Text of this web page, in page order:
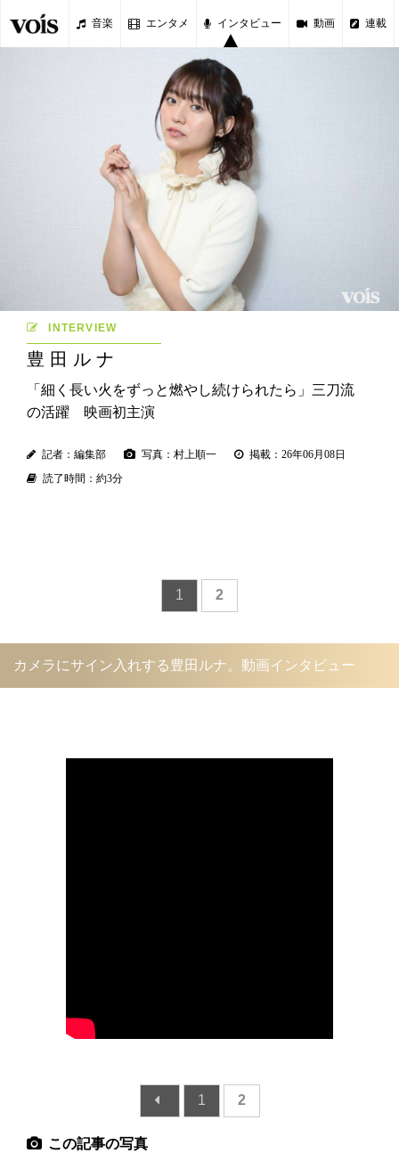
音楽 エンタメ インタビュー 動画 連載
INTERVIEW
豊田ルナ
「細く長い火をずっと燃やし続けられたら」三刀流
の活躍 映画初主演
記者：編集部 写真：村上順一
掲載：26年06月08日
読了時間：約3分
1 2
カメラにサイン入れする豊田ルナ。動画インタビュー
1 2
この記事の写真